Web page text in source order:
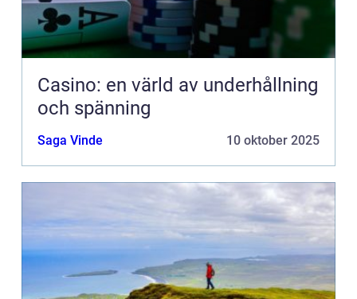
Casino: en värld av underhållning
och spänning
Saga Vinde 10 oktober 2025